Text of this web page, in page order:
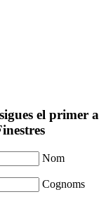
el primer a
Nom
Cognoms